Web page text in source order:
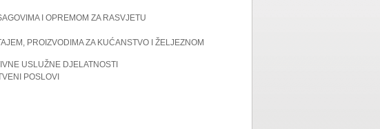
I OPREMOM ZA RASVJETU
PROIZVODIMA ZA KUĆANSTVO I ŽELJEZNOM
USLUŽNE DJELATNOSTI
POSLOVI